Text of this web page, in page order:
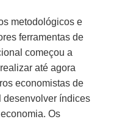
metodológicos e
ferramentas de
começou a
até agora
economistas de
desenvolver índices
Os